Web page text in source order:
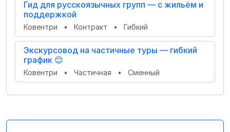
Гид для русскоязычных групп — с жильём и
поддержкой
Ковентри • Контракт • Гибкий
Экскурсовод на частичные туры — гибкий
график 😊
Ковентри • Частичная • Сменный